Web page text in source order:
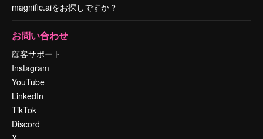
magnific.aiをお探しですか？
お問い合わせ
顧客サポート
Instagram
YouTube
LinkedIn
TikTok
Discord